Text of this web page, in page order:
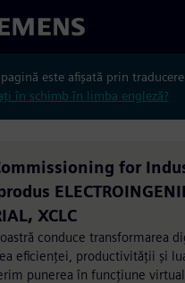
pagină este afișată prin
în schimb în limba engleză?
for
XCLC
conduce transformarea
eficienței, productivității și
punerea în funcțiune